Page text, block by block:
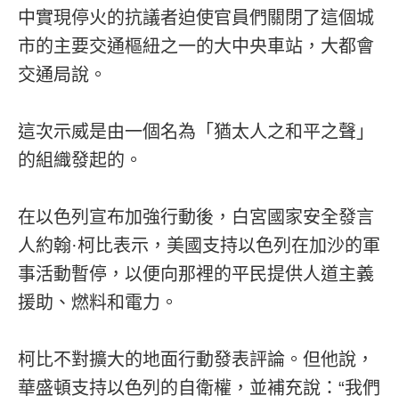
中實現停火的抗議者迫使官員們關閉了這個城
市的主要交通樞紐之一的大中央車站，大都會
交通局說。
這次示威是由一個名為「猶太人之和平之聲」
的組織發起的。
在以色列宣布加強行動後，白宮國家安全發言
人約翰·柯比表示，美國支持以色列在加沙的軍
事活動暫停，以便向那裡的平民提供人道主義
援助、燃料和電力。
柯比不對擴大的地面行動發表評論。但他說，
華盛頓支持以色列的自衛權，並補充說：“我們